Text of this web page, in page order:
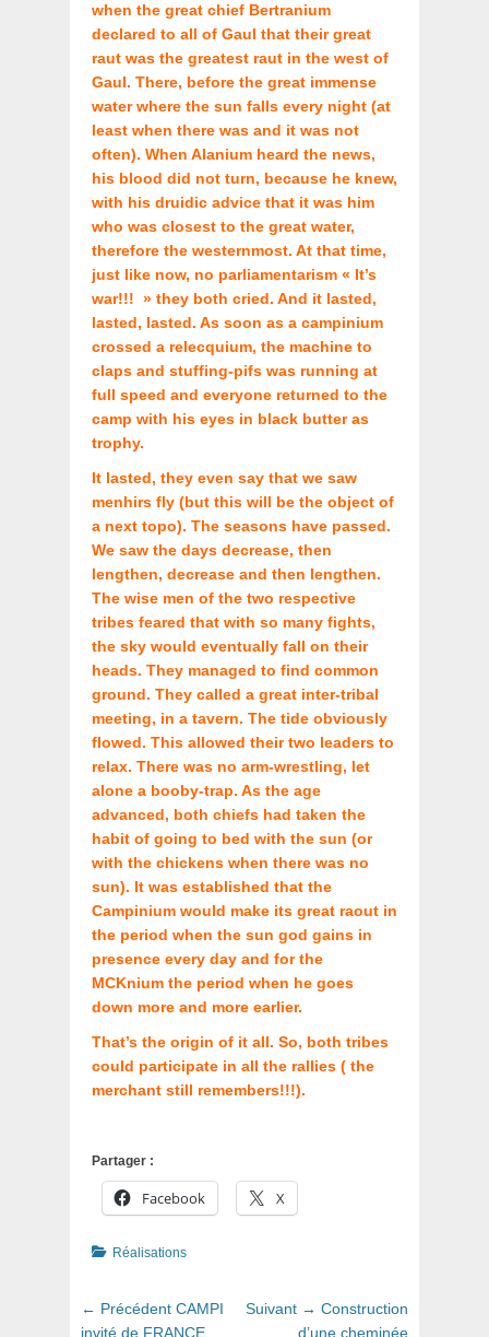
when the great chief Bertranium
declared to all of Gaul that their great
raut was the greatest raut in the west of
Gaul. There, before the great immense
water where the sun falls every night (at
least when there was and it was not
often). When Alanium heard the news,
his blood did not turn, because he knew,
with his druidic advice that it was him
who was closest to the great water,
therefore the westernmost. At that time,
just like now, no parliamentarism « It’s
war!!! » they both cried. And it lasted,
lasted, lasted. As soon as a campinium
crossed a relecquium, the machine to
claps and stuffing-pifs was running at
full speed and everyone returned to the
camp with his eyes in black butter as
trophy.
It lasted, they even say that we saw
menhirs fly (but this will be the object of
a next topo). The seasons have passed.
We saw the days decrease, then
lengthen, decrease and then lengthen.
The wise men of the two respective
tribes feared that with so many fights,
the sky would eventually fall on their
heads. They managed to find common
ground. They called a great inter-tribal
meeting, in a tavern. The tide obviously
flowed. This allowed their two leaders to
relax. There was no arm-wrestling, let
alone a booby-trap. As the age
advanced, both chiefs had taken the
habit of going to bed with the sun (or
with the chickens when there was no
sun). It was established that the
Campinium would make its great raout in
the period when the sun god gains in
presence every day and for the
MCKnium the period when he goes
down more and more earlier.
That’s the origin of it all. So, both tribes
could participate in all the rallies ( the
merchant still remembers!!!).
Partager :
Facebook X
Catégories
Réalisations
Navigation
← Précédent Article
précédent
CAMPI
invité de FRANCE
Suivant → Article
suivant
Construction
d’une cheminée